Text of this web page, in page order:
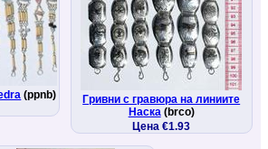
(ppnb)
Гривни с гравюра на линиите
Наска(brco)
Цена €1.93